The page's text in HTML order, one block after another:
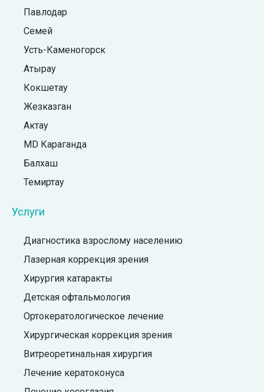
Павлодар
Семей
Усть-Каменогорск
Атырау
Кокшетау
Жезказган
Актау
MD Караганда
Балхаш
Темиртау
Услуги
Диагностика взрослому населению
Лазерная коррекция зрения
Хирургия катаракты
Детская офтальмология
Ортокератологическое лечение
Хирургическая коррекция зрения
Витреоретинальная хирургия
Лечение кератоконуса